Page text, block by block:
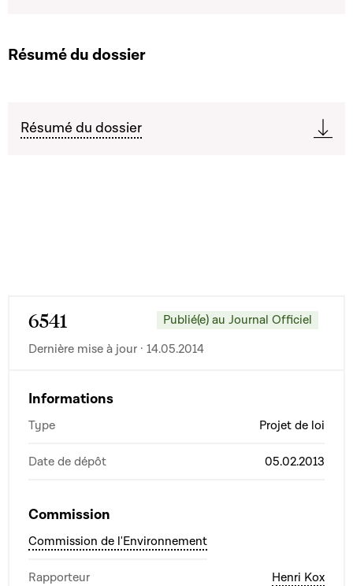
Résumé du dossier
Résumé du dossier
6541
Publié(e) au Journal Officiel
Dernière mise à jour · 14.05.2014
Informations
Type Projet de loi
Date de dépôt 05.02.2013
Commission
Commission de l'Environnement
Rapporteur Henri Kox